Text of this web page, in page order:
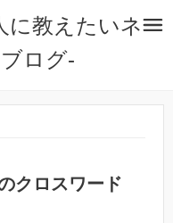
に教えたいネ
ログ-
クロスワード